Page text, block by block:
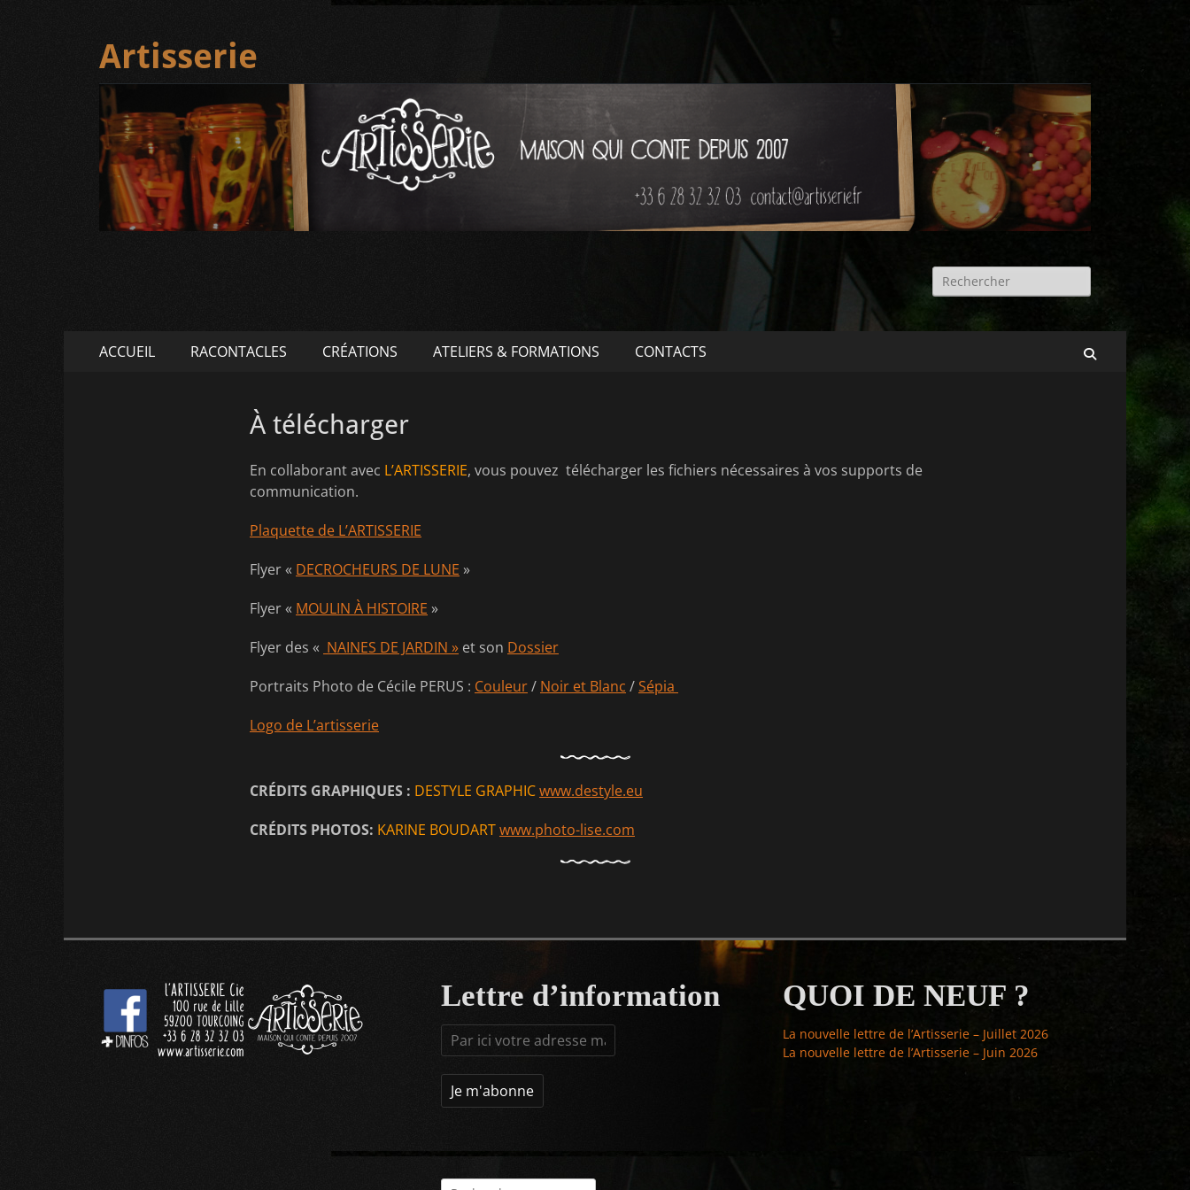
Artisserie
Rechercher :
Menu
ACCUEIL RACONTACLES CRÉATIONS ATELIERS & FORMATIONS CONTACTS
À télécharger
En collaborant avec L’ARTISSERIE, vous pouvez télécharger les fichiers nécessaires à vos supports de
communication.
Plaquette de L’ARTISSERIE
Flyer « DECROCHEURS DE LUNE »
Flyer « MOULIN À HISTOIRE »
Flyer des « NAINES DE JARDIN » et son Dossier
Portraits Photo de Cécile PERUS : Couleur/ Noir et Blanc /Sépia
Logo de L’artisserie
CRÉDITS GRAPHIQUES : DESTYLE GRAPHICwww.destyle.eu
CRÉDITS PHOTOS: KARINE BOUDARTwww.photo-lise.com
Lettre d’information QUOI DE NEUF ?
La nouvelle lettre de l’Artisserie – Juillet 2026
La nouvelle lettre de l’Artisserie – Juin 2026